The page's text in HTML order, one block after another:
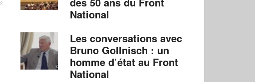
National
Les conversations avec
Bruno Gollnisch : un
homme d’état au Front
National